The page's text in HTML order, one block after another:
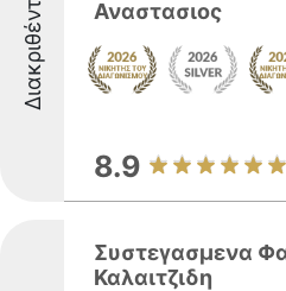
Διακριθέντες
Αναστασιος
8.9
Συστεγασμενα
Καλαιτζιδη